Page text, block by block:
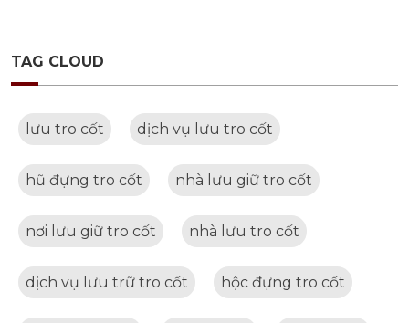
TAG CLOUD
lưu tro cốt dịch vụ lưu tro cốt
hũ đựng tro cốt nhà lưu giữ tro cốt
nơi lưu giữ tro cốt nhà lưu tro cốt
dịch vụ lưu trữ tro cốt hộc đựng tro cốt